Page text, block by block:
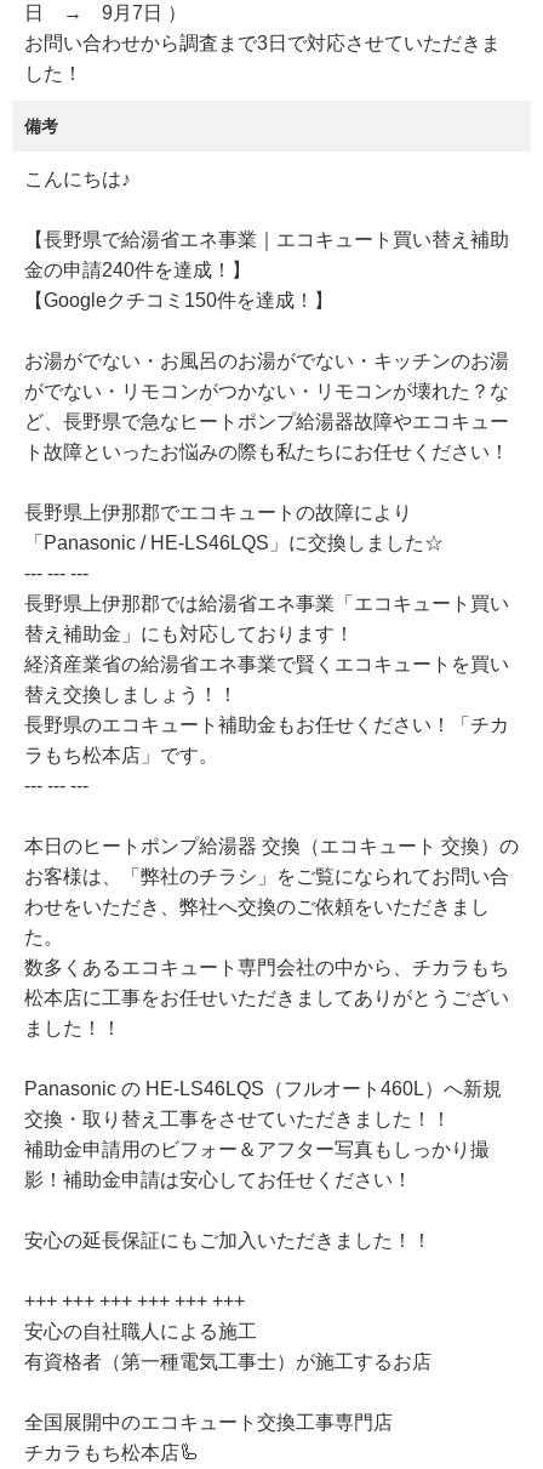
日 → 9月7日 ）
お問い合わせから調査まで3日で対応させていただきま
した！
備考
こんにちは♪
【長野県で給湯省エネ事業｜エコキュート買い替え補助
金の申請240件を達成！】
【Googleクチコミ150件を達成！】
お湯がでない・お風呂のお湯がでない・キッチンのお湯
がでない・リモコンがつかない・リモコンが壊れた？な
ど、長野県で急なヒートポンプ給湯器故障やエコキュー
ト故障といったお悩みの際も私たちにお任せください！
長野県上伊那郡でエコキュートの故障により
「Panasonic / HE-LS46LQS」に交換しました☆
--- --- ---
長野県上伊那郡では給湯省エネ事業「エコキュート買い
替え補助金」にも対応しております！
経済産業省の給湯省エネ事業で賢くエコキュートを買い
替え交換しましょう！！
長野県のエコキュート補助金もお任せください！「チカ
ラもち松本店」です。
--- --- ---
本日のヒートポンプ給湯器 交換（エコキュート 交換）の
お客様は、「弊社のチラシ」をご覧になられてお問い合
わせをいただき、弊社へ交換のご依頼をいただきまし
た。
数多くあるエコキュート専門会社の中から、チカラもち
松本店に工事をお任せいただきましてありがとうござい
ました！！
Panasonic の HE-LS46LQS（フルオート460L）へ新規
交換・取り替え工事をさせていただきました！！
補助金申請用のビフォー＆アフター写真もしっかり撮
影！補助金申請は安心してお任せください！
安心の延長保証にもご加入いただきました！！
+++ +++ +++ +++ +++ +++
安心の自社職人による施工
有資格者（第一種電気工事士）が施工するお店
全国展開中のエコキュート交換工事専門店
チカラもち松本店🦾